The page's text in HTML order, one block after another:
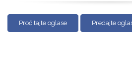
Pročitajte oglase Predajte